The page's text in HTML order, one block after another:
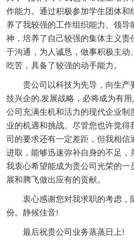
作能力。通过积极参加学生团体和
养了我较强的工作组织能力、领导
神，培养了自己较强的集体主义责
于沟通，为人诚恳，做事积极主动
吃苦，具备了较强的动手能力。
贵公司以科技为先导，向生产
技兴企的.发展战略，必将成为有
公司充满生机和活力的现代企业制
业的机遇和挑战。尽管您也许觉得
司的要求还有一定差距，但我相信
进取，能够迅速弥补自身的不足，
我衷心希望能成为贵公司光荣的一
展和腾飞做出应有的贡献。
衷心感谢您对我求职的考虑，
份。静候佳音!
最后祝贵公司业务蒸蒸日上!